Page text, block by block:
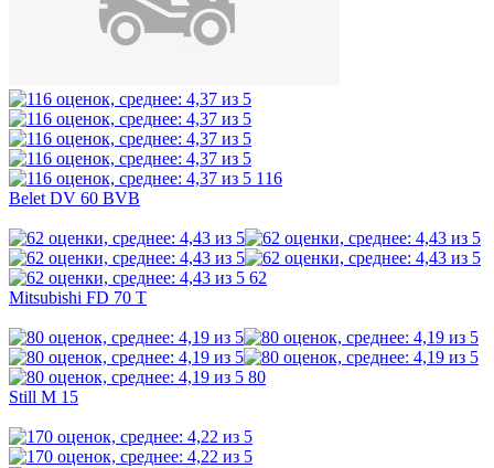
116
Belet DV 60 BVB
62
Mitsubishi FD 70 T
80
Still M 15